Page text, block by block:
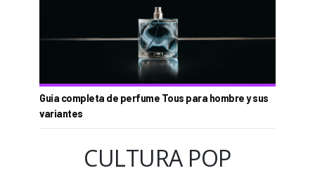
Guía completa de perfume Tous para hombre y sus
variantes
CULTURA POP